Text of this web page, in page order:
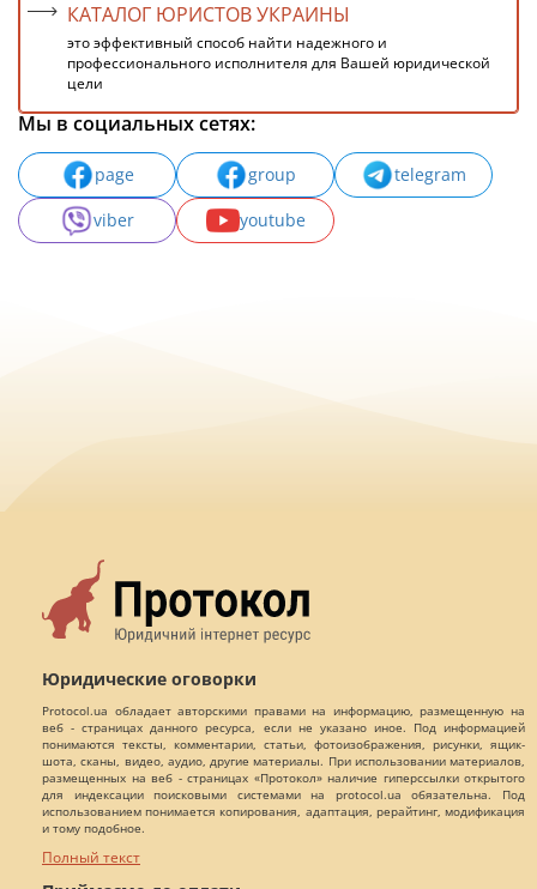
КАТАЛОГ ЮРИСТОВ УКРАИНЫ
это эффективный способ найти надежного и
профессионального исполнителя для Вашей юридической
цели
Мы в социальных сетях:
page group
telegram
viber
youtube
Юридические оговорки
Protocol.ua обладает авторскими правами на информацию, размещенную на
веб - страницах данного ресурса, если не указано иное. Под информацией
понимаются тексты, комментарии, статьи, фотоизображения, рисунки, ящик-
шота, сканы, видео, аудио, другие материалы. При использовании материалов,
размещенных на веб - страницах «Протокол» наличие гиперссылки открытого
для индексации поисковыми системами на protocol.ua обязательна. Под
использованием понимается копирования, адаптация, рерайтинг, модификация
и тому подобное.
Полный текст